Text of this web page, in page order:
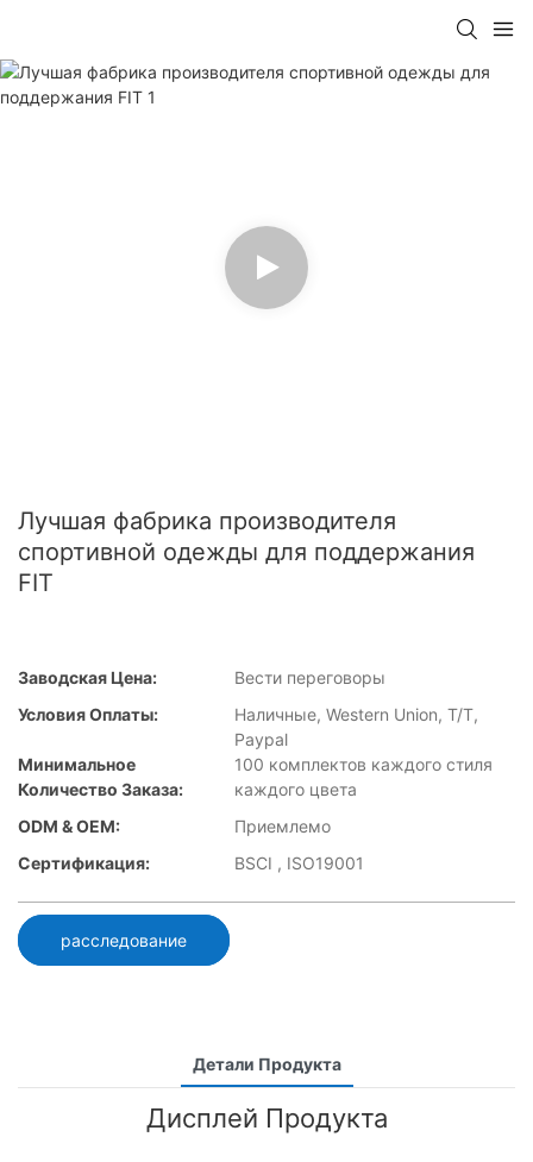
Лучшая фабрика производителя
спортивной одежды для поддержания
FIT
Заводская Цена:
Вести переговоры
Условия Оплаты:
Наличные, Western Union, T/T,
Paypal
Минимальное
Количество Заказа:
100 комплектов каждого стиля
каждого цвета
ODM & OEM:
Приемлемо
Сертификация:
BSCI , ISO19001
расследование
Детали Продукта
Дисплей Продукта